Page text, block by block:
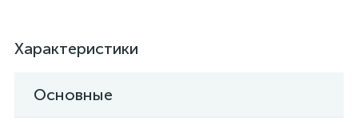
Характеристики
Основные